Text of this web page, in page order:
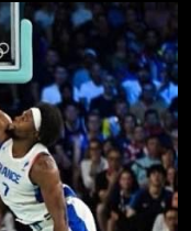
if he wants it
in Los Angeles
Should LeBron
導：奧運美國隊